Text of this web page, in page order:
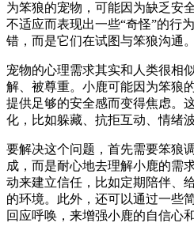
为笨狼的宠物，可能因为缺乏安
不适应而表现出一些“奇怪”的行
错，而是它们在试图与笨狼沟通。
宠物的心理需求其实和人类很相
解、被尊重。小鹿可能因为笨狼
提供足够的安全感而变得焦虑。
化，比如躲藏、抗拒互动、情绪波
要解决这个问题，首先需要笨狼
成，而是耐心地去理解小鹿的需
动来建立信任，比如定期陪伴、
的环境。此外，还可以通过一些
回应呼唤，来增强小鹿的自信心